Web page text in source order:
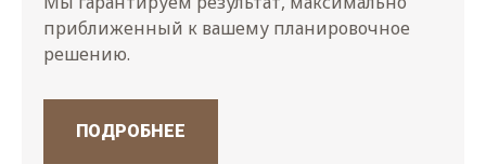
приближенный к вашему планировочное
решению.
ПОДРОБНЕЕ